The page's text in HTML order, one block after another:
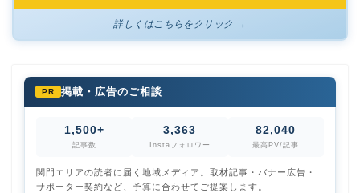
詳しくはこちらをクリック →
PR 掲載・広告のご相談
1,500+
記事数
3,363
Instaフォロワー
82,040
最高PV/記事
関門エリアの読者に届く地域メディア。取材記事・バナー広告・
サポーター契約など、予算に合わせてご提案します。